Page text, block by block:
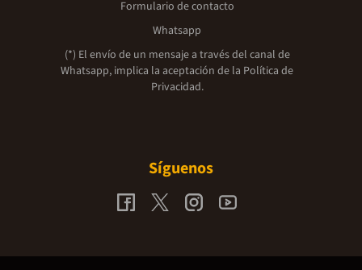
Formulario de contacto
Whatsapp
(*) El envío de un mensaje a través del canal de
Whatsapp, implica la aceptación de la Política de
Privacidad.
Síguenos